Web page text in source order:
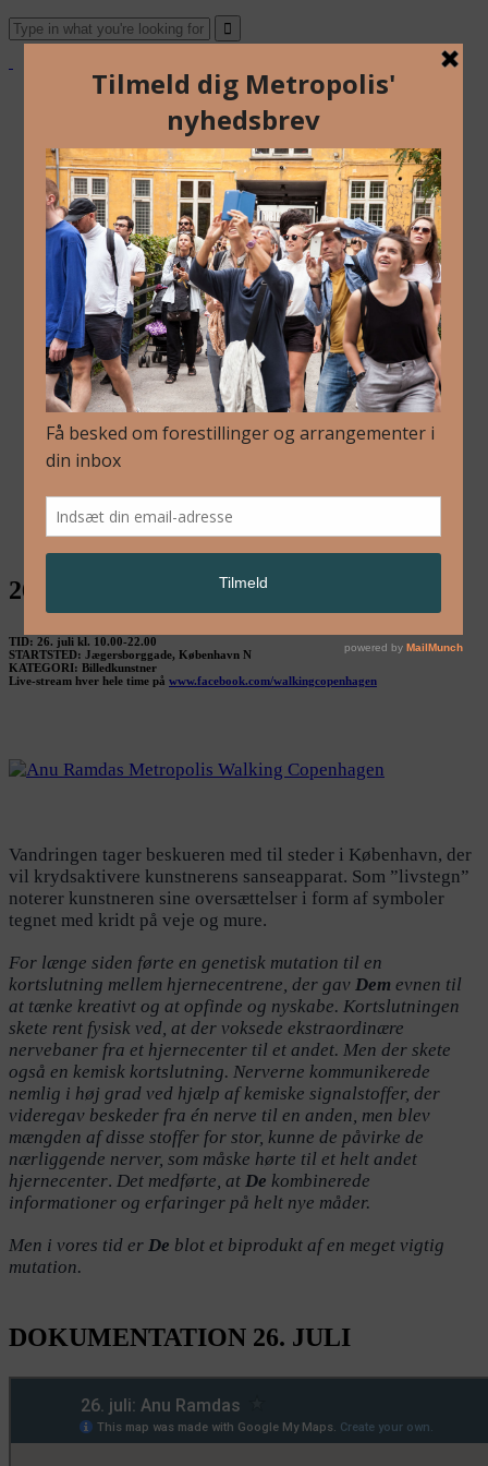
Blog
Arkiv
Nyhedsbrev
Kalender
Kontakt
Dansk
English
Om Os
Blog
Arkiv
Nyhedsbrev
Kalender
Dansk
26. juli: Anu Ramdas
TID: 26. juli kl. 10.00-22.00
STARTSTED: Jægersborggade, København N
KATEGORI: Billedkunstner
Live-stream hver hele time på www.facebook.com/walkingcopenhagen
Vandringen tager beskueren med til steder i København, der
vil krydsaktivere kunstnerens sanseapparat. Som ”livstegn”
noterer kunstneren sine oversættelser i form af symboler
tegnet med kridt på veje og mure.
For længe siden førte en genetisk mutation til en
kortslutning mellem hjernecentrene, der gav Dem evnen til
at tænke kreativt og at opfinde og nyskabe. Kortslutningen
skete rent fysisk ved, at der voksede ekstraordinære
nervebaner fra et hjernecenter til et andet. Men der skete
også en kemisk kortslutning. Nerverne kommunikerede
nemlig i høj grad ved hjælp af kemiske signalstoffer, der
videregav beskeder fra én nerve til en anden, men blev
mængden af disse stoffer for stor, kunne de påvirke de
nærliggende nerver, som måske hørte til et helt andet
hjernecenter. Det medførte, at De kombinerede
informationer og erfaringer på helt nye måder.
Men i vores tid er De blot et biprodukt af en meget vigtig
mutation.
DOKUMENTATION 26. JULI